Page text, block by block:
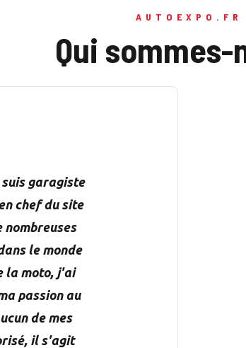
AUTOEXPO.FR
Qui sommes-
garagiste
chef du site
nombreuses
le monde
la moto, j'ai
passion au
de mes
il s'agit